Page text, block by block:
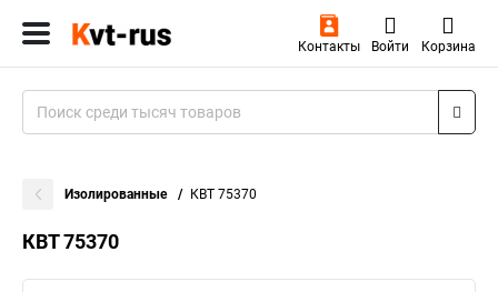
Контакты Войти Корзина
Изолированные КВТ 75370
КВТ 75370